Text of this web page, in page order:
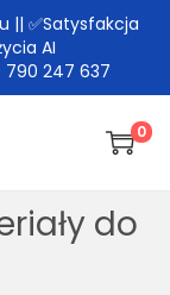
|| ✅Satysfakcja
AI
790 247 637
0
do